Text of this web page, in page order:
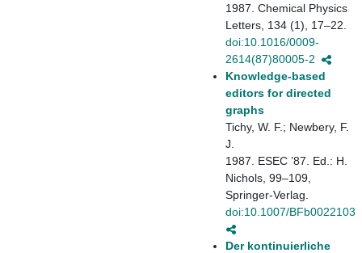
1987. Chemical Physics
Letters, 134 (1), 17–22.
doi:10.1016/0009-
2614(87)80005-2
Knowledge-based
editors for directed
graphs
Tichy, W. F.; Newbery, F.
J.
1987. ESEC ’87. Ed.: H.
Nichols, 99–109,
Springer-Verlag.
doi:10.1007/BFb0022103
Der kontinuierliche